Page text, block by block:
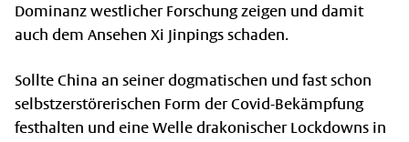
Dominanz westlicher Forschung zeigen und damit
auch dem Ansehen Xi Jinpings schaden.
Sollte China an seiner dogmatischen und fast schon
selbstzerstörerischen Form der Covid-Bekämpfung
festhalten und eine Welle drakonischer Lockdowns in